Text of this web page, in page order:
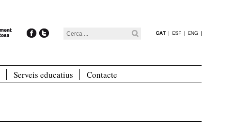
Serveis educatius Contacte